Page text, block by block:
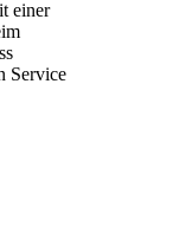
einer
Service